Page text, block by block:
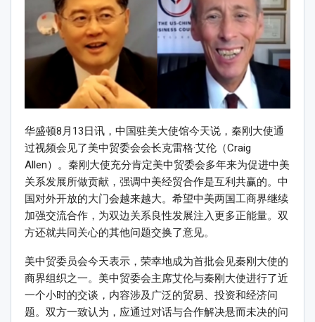
华盛顿8月13日讯，中国驻美大使馆今天说，秦刚大使通
过视频会见了美中贸委会会长克雷格·艾伦（Craig
Allen）。秦刚大使充分肯定美中贸委会多年来为促进中美
关系发展所做贡献，强调中美经贸合作是互利共赢的。中
国对外开放的大门会越来越大。希望中美两国工商界继续
加强交流合作，为双边关系良性发展注入更多正能量。双
方还就共同关心的其他问题交换了意见。
美中贸委员会今天表示，荣幸地成为首批会见秦刚大使的
商界组织之一。美中贸委会主席艾伦与秦刚大使进行了近
一个小时的交谈，内容涉及广泛的贸易、投资和经济问
题。双方一致认为，应通过对话与合作解决悬而未决的问